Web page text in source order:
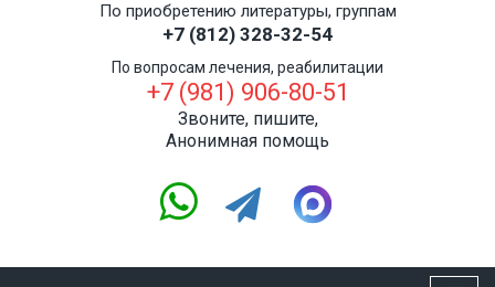
По приобретению литературы, группам
+7 (812) 328-32-54
По вопросам лечения, реабилитации
+7 (981) 906-80-51
Звоните, пишите,
Анонимная помощь